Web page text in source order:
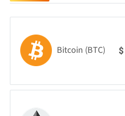
Bitcoin (BTC) $